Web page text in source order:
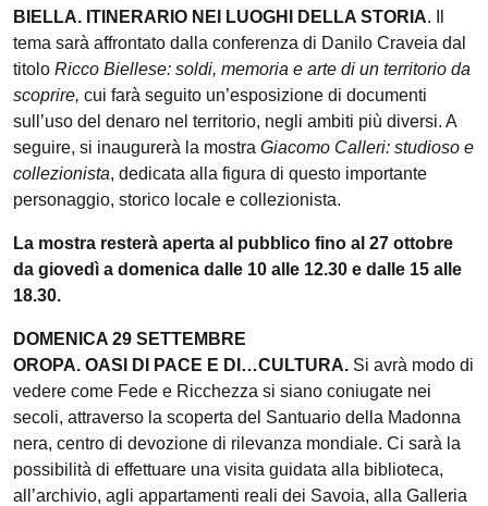
BIELLA. ITINERARIO NEI LUOGHI DELLA STORIA. Il
tema sarà affrontato dalla conferenza di Danilo Craveia dal
titolo Ricco Biellese: soldi, memoria e arte di un territorio da
scoprire, cui farà seguito un’esposizione di documenti
sull’uso del denaro nel territorio, negli ambiti più diversi. A
seguire, si inaugurerà la mostra Giacomo Calleri: studioso e
collezionista, dedicata alla figura di questo importante
personaggio, storico locale e collezionista.
La mostra resterà aperta al pubblico fino al 27 ottobre
da giovedì a domenica dalle 10 alle 12.30 e dalle 15 alle
18.30.
DOMENICA 29 SETTEMBRE
OROPA. OASI DI PACE E DI…CULTURA. Si avrà modo di
vedere come Fede e Ricchezza si siano coniugate nei
secoli, attraverso la scoperta del Santuario della Madonna
nera, centro di devozione di rilevanza mondiale. Ci sarà la
possibilità di effettuare una visita guidata alla biblioteca,
all’archivio, agli appartamenti reali dei Savoia, alla Galleria